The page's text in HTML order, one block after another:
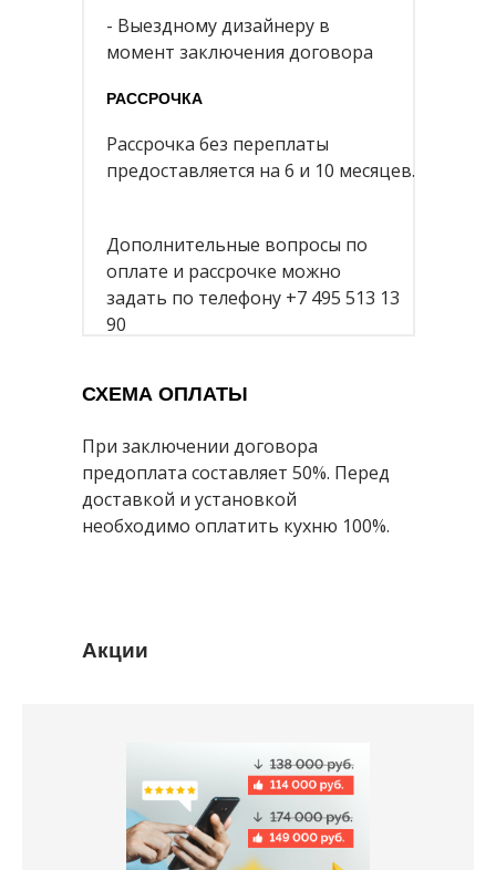
- Выездному дизайнеру в
момент заключения договора
РАССРОЧКА
Рассрочка без переплаты
предоставляется на 6 и 10 месяцев.
Дополнительные вопросы по
оплате и рассрочке можно
задать по телефону +7 495 513 13
90
СХЕМА ОПЛАТЫ
При заключении договора
предоплата составляет 50%. Перед
доставкой и установкой
необходимо оплатить кухню 100%.
Акции